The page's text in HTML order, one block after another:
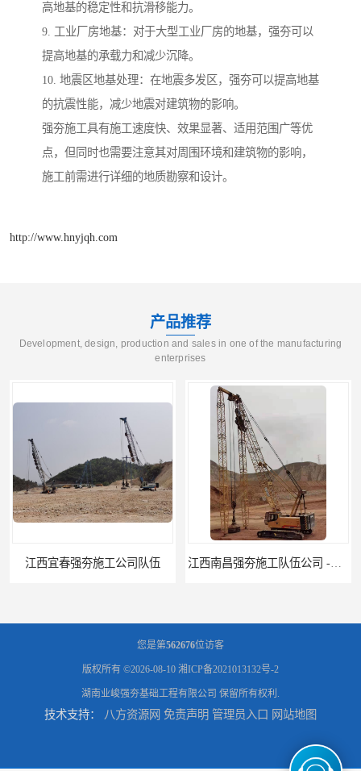
高地基的稳定性和抗滑移能力。
9. 工业厂房地基：对于大型工业厂房的地基，强夯可以
提高地基的承载力和减少沉降。
10. 地震区地基处理：在地震多发区，强夯可以提高地基
的抗震性能，减少地震对建筑物的影响。
强夯施工具有施工速度快、效果显著、适用范围广等优
点，但同时也需要注意其对周围环境和建筑物的影响，
施工前需进行详细的地质勘察和设计。
http://www.hnyjqh.com
产品推荐
Development, design, production and sales in one of the manufacturing
enterprises
江西南昌强夯施工队伍公司 -湖南业峻强夯基础工程
湖南强夯施工公司 湖南怀化强夯施工队伍公司厂房地基强夯施工
您是第562676位访客
版权所有 ©2026-08-10 湘ICP备2021013132号-2
湖南业峻强夯基础工程有限公司 保留所有权利.
技术支持： 八方资源网 免责声明 管理员入口 网站地图